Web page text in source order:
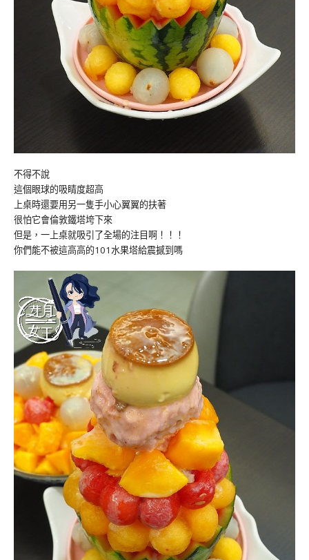
不得不說
這個眼球的吸睛度超高
上桌時還要用另一隻手小心翼翼的扶著
很怕它會倫敦鐵塔垮下來
但是，一上桌就吸引了全場的注目啊！！！
你們能不被這高高的101水果塔給震撼到嗎